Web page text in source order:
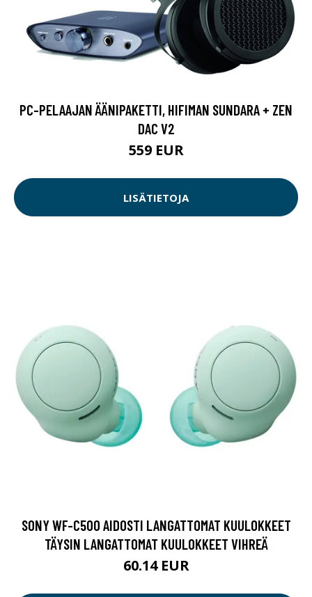
PC-PELAAJAN ÄÄNIPAKETTI, HIFIMAN SUNDARA + ZEN
DAC V2
559 EUR
LISÄTIETOJA
SONY WF-C500 AIDOSTI LANGATTOMAT KUULOKKEET
TÄYSIN LANGATTOMAT KUULOKKEET VIHREÄ
60.14 EUR